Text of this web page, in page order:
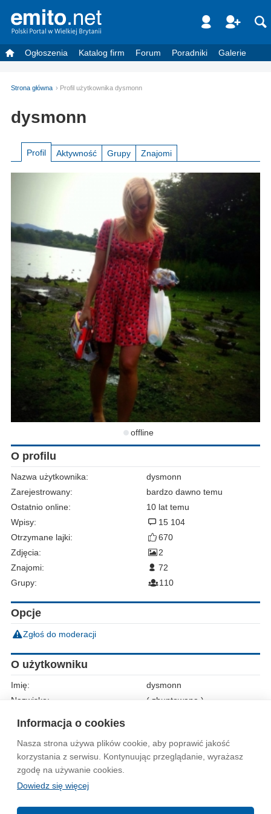
Informacja o cookies
Nasza strona używa plików cookie, aby poprawić jakość
korzystania z serwisu. Kontynuując przeglądanie, wyrażasz
zgodę na używanie cookies.
Dowiedz się więcej
Ogłoszenia Katalog firm Forum Poradniki Galerie
Strona główna Profil użytkownika dysmonn
dysmonn
Profil Aktywność Grupy Znajomi
offline
O profilu
Nazwa użytkownika:
dysmonn
Zarejestrowany:
bardzo dawno temu
Ostatnio online:
10 lat temu
Wpisy:
15 104
Otrzymane lajki:
670
Zdjęcia:
2
Znajomi:
72
Grupy:
110
Opcje
Zgłoś do moderacji
O użytkowniku
Imię:
dysmonn
Nazwisko:
( zbuntowana )
Wytyczne dla społeczności Regulamin Prywatność
Reklama Kontakt